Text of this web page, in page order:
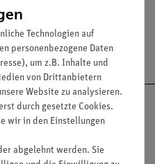
ab 300,- €
Technologien auf
personenbezogene Daten
um z.B. Inhalte und
von Drittanbietern
Website zu analysieren.
durch gesetzte Cookies.
wir in den Einstellungen
abgelehnt werden. Sie